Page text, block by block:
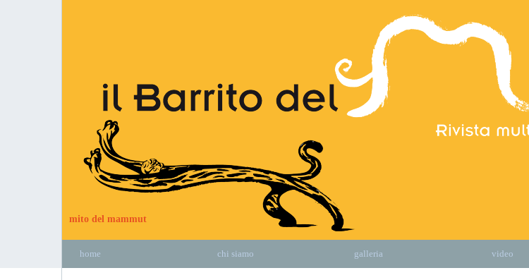
mito del mammut
home chi siamo galleria video